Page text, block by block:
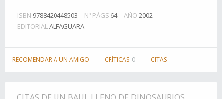
ISBN 9788420448503 Nº PÁGS 64 AÑO 2002
EDITORIALALFAGUARA
RECOMENDAR A UN AMIGO CRÍTICAS 0 CITAS